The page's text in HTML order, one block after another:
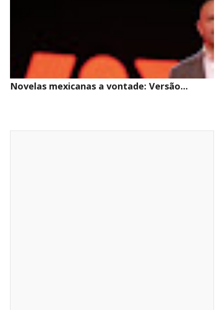
Novelas mexicanas a vontade: Versão...